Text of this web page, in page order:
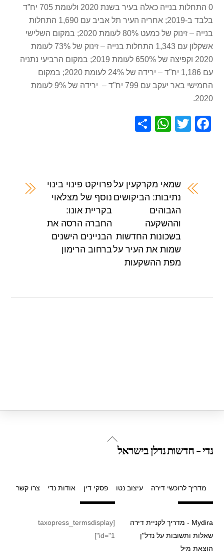
0 התחלות בנייה כאלה בעיר בשנת 2020 ולעומת 705 יח”ד
בלבד ב-2019; אחריה העיר תל אביב עם 1,690 התחלות
בנייה – זינוק של כמעט 80% לעומת 2020; במקום השלישי
אשקלון עם 1,343 התחלות בנייה – זינוק של 73% לעומת
2020 וקפיצה של 650% לעומת 2019; במקום הרביעי נתניה
עם 1,186 יח”ד – ירידה של 24% לעומת 2020; במקום
החמישי באר יעקב עם 799 יח”ד – ירידה של 9% לעומת
2020.
F
b
T
W
A
p
p
שמאי מקרקעין על
נתיבות: הביקושים
הגבוהים
וההשקעה
בשכונות החדשות
שמות את העיר על
מפת ההשקעות
פרויקט פינוי בינוי
נוסף של מצלאוי
בקריית אונו:
החברה הרסה את
הבניינים הישנים
ברחוב הרימון
Back
נדי - חדשות נדלן בישראל
מדריך לרוכשי דירה עיצוב נטו פסקי דין אודות נדי צרו קשר
Mydira - מדריך לקניית דירה
שאלות ותשובות על נדל"ן
הוצאת מיל
[taxopress_termsdisplay
id="1"]